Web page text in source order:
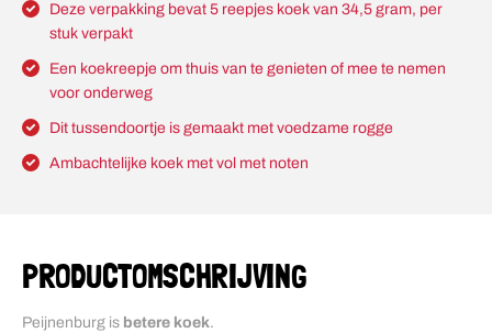
Deze verpakking bevat 5 reepjes koek van 34,5 gram, per
stuk verpakt
Een koekreepje om thuis van te genieten of mee te nemen
voor onderweg
Dit tussendoortje is gemaakt met voedzame rogge
Ambachtelijke koek met vol met noten
PRODUCTOMSCHRIJVING
Peijnenburg is betere koek.